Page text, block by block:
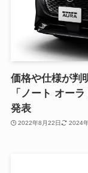
価格や仕様が判
「ノート オー
発表
2022年8月22日 2024